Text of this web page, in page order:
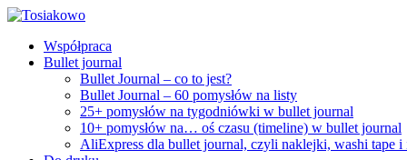
Współpraca
Bullet journal
Bullet Journal – co to jest?
Bullet Journal – 60 pomysłów na listy
25+ pomysłów na tygodniówki w bullet journal
10+ pomysłów na… oś czasu (timeline) w bullet journal
AliExpress dla bullet journal, czyli naklejki, washi tape i